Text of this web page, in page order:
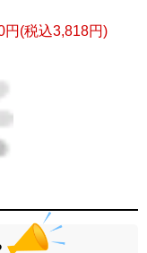
円(税込3,818円)